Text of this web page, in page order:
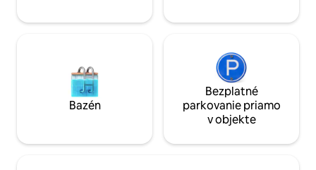
rekreáciu v elegantnom, ale pohodlným
Bazén
Bezplatné
parkovanie priamo
v objekte